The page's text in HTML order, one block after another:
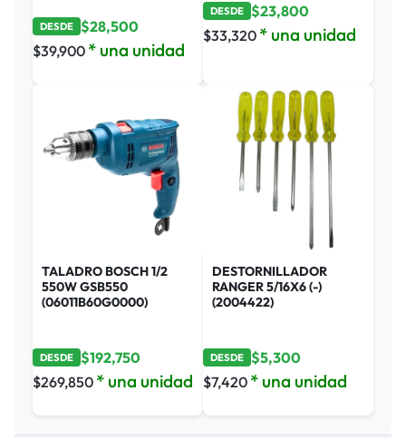
DESDE $28,500
$39,900 * una unidad
DESDE $23,800
$33,320 * una unidad
TALADRO BOSCH 1/2
550W GSB550
(06011B60G0000)
DESDE $192,750
$269,850 * una unidad
DESTORNILLADOR
RANGER 5/16X6 (-)
(2004422)
DESDE $5,300
$7,420 * una unidad